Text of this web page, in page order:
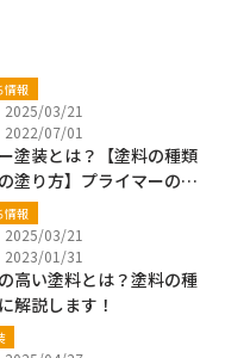
情報
2025/03/21
2022/07/01
塗装とは？【塗料の種類
塗り方】プライマーの違
情報
2025/03/21
2023/01/31
高い塗料とは？塗料の種
解説します！